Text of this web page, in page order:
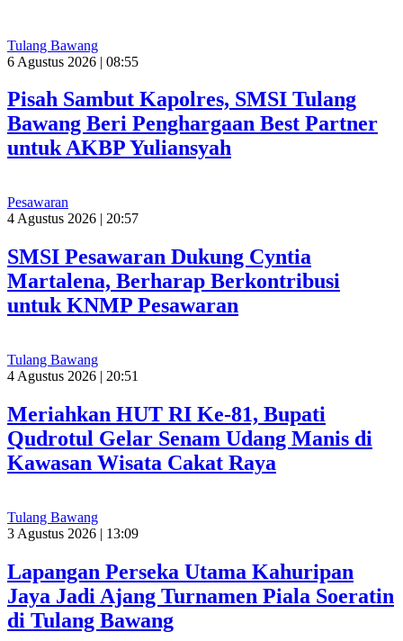
Tulang Bawang
6 Agustus 2026 | 08:55
Pisah Sambut Kapolres, SMSI Tulang
Bawang Beri Penghargaan Best Partner
untuk AKBP Yuliansyah
Pesawaran
4 Agustus 2026 | 20:57
SMSI Pesawaran Dukung Cyntia
Martalena, Berharap Berkontribusi
untuk KNMP Pesawaran
Tulang Bawang
4 Agustus 2026 | 20:51
Meriahkan HUT RI Ke-81, Bupati
Qudrotul Gelar Senam Udang Manis di
Kawasan Wisata Cakat Raya
Tulang Bawang
3 Agustus 2026 | 13:09
Lapangan Perseka Utama Kahuripan
Jaya Jadi Ajang Turnamen Piala Soeratin
di Tulang Bawang